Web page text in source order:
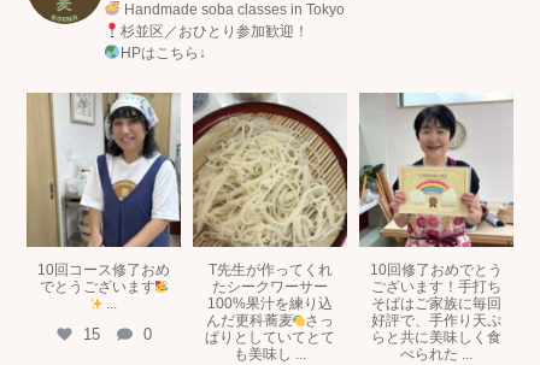
Handmade soba classes in Tokyo
杉並区／おひとり参加歓迎！
HPはこちら↓
tokyosobakitchen
7月 15
10回コース修了おめ
でとうございます
...
15 0
tokyosobakitchen
7月 5
T先生が作ってくれ
たシークワーサー
100%果汁を練り込
んだ更科蕎麦
さっ
ぱりとしていてとて
も美味し ...
tokyosobakitchen
6月 29
10回修了おめでとう
ございます！手打ち
そばはご家族に毎回
好評で、手作り天ぷ
らと共に美味しく食
べられた ...